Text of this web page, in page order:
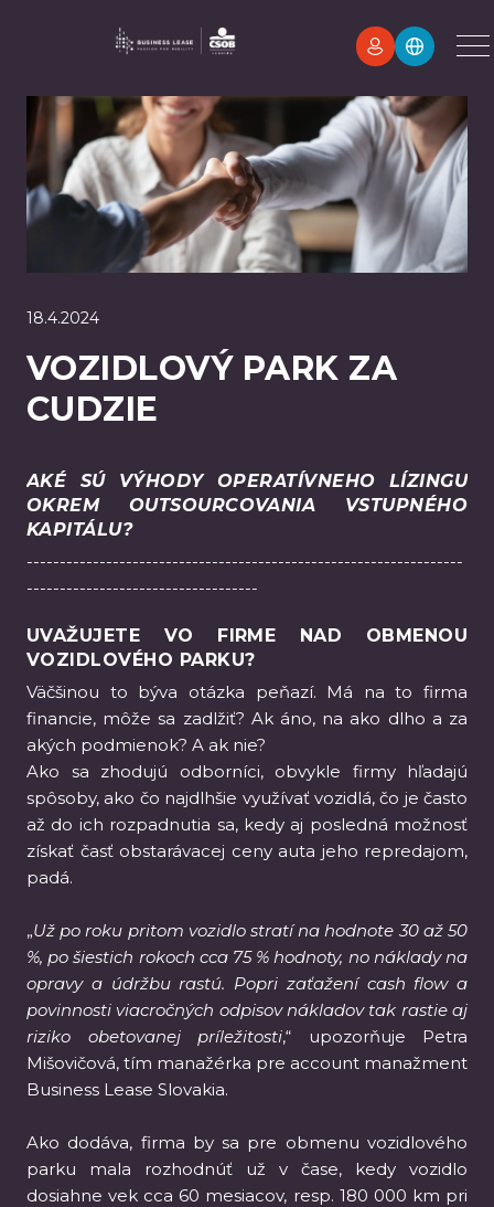
18.4.2024
VOZIDLOVÝ PARK ZA
CUDZIE
AKÉ SÚ VÝHODY OPERATÍVNEHO LÍZINGU
OKREM OUTSOURCOVANIA VSTUPNÉHO
KAPITÁLU?
------------------------------------------------------------------
-----------------------------------
UVAŽUJETE VO FIRME NAD OBMENOU
VOZIDLOVÉHO PARKU?
Väčšinou to býva otázka peňazí. Má na to firma
financie, môže sa zadlžiť? Ak áno, na ako dlho a za
akých podmienok? A ak nie?
Ako sa zhodujú odborníci, obvykle firmy hľadajú
spôsoby, ako čo najdlhšie využívať vozidlá, čo je často
až do ich rozpadnutia sa, kedy aj posledná možnosť
získať časť obstarávacej ceny auta jeho repredajom,
padá.
„Už po roku pritom vozidlo stratí na hodnote 30 až 50
%, po šiestich rokoch cca 75 % hodnoty, no náklady na
opravy a údržbu rastú. Popri zaťažení cash flow a
povinnosti viacročných odpisov nákladov tak rastie aj
riziko obetovanej príležitosti,“ upozorňuje Petra
Mišovičová, tím manažérka pre account manažment
Business Lease Slovakia.
Ako dodáva, firma by sa pre obmenu vozidlového
parku mala rozhodnúť už v čase, kedy vozidlo
dosiahne vek cca 60 mesiacov, resp. 180 000 km pri